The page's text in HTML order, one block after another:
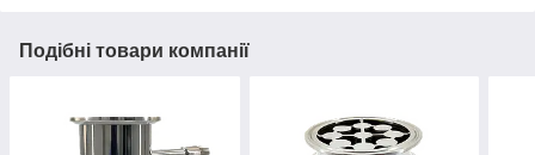
Подібні товари компанії